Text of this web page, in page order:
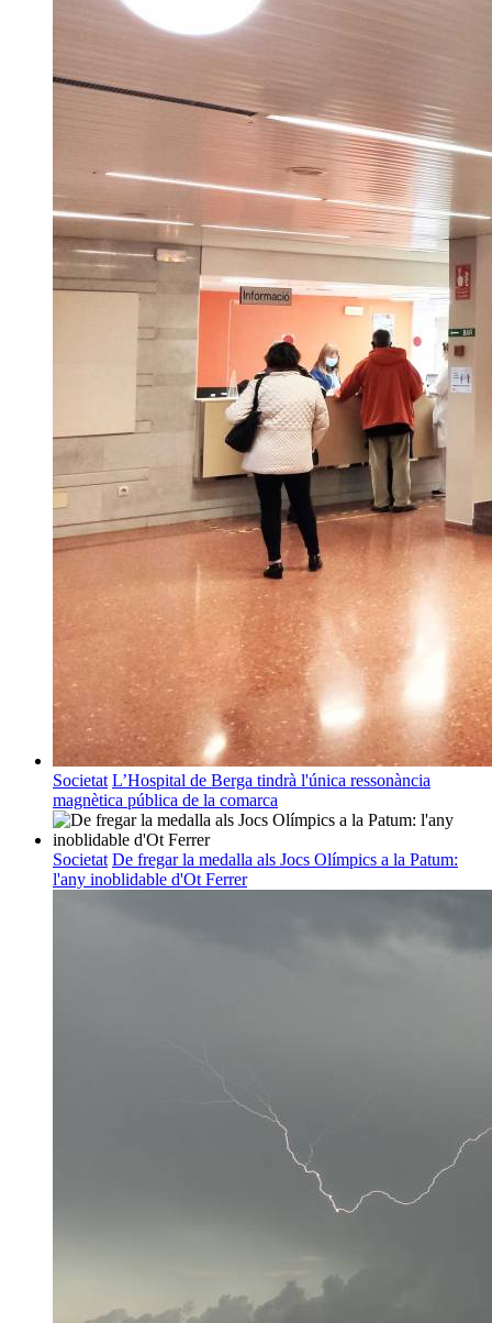
Societat L’Hospital de Berga tindrà l'única ressonància
magnètica pública de la comarca
Societat De fregar la medalla als Jocs Olímpics a la Patum:
l'any inoblidable d'Ot Ferrer